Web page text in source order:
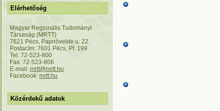
Elérhetőség
Magyar Regionális Tudományi
Társaság (MRTT)
7621 Pécs, Papnövelde u. 22.
Postacím: 7601 Pécs, Pf. 199.
Tel: 72-523-800
Fax: 72-523-806
E-mail: mrtt@mrtt.hu
Facebook: mrtt.hu
Közérdekű adatok